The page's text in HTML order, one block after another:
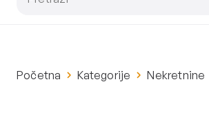
Početna Kategorije Nekretnine